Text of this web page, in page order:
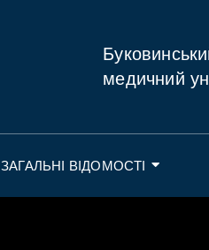
медичний
ЗАГАЛЬНІ ВІДОМОСТІ